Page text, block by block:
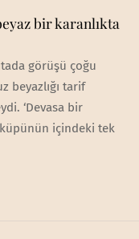
bir karanlıkta
görüşü çoğu
beyazlığı tarif
‘Devasa bir
içindeki tek